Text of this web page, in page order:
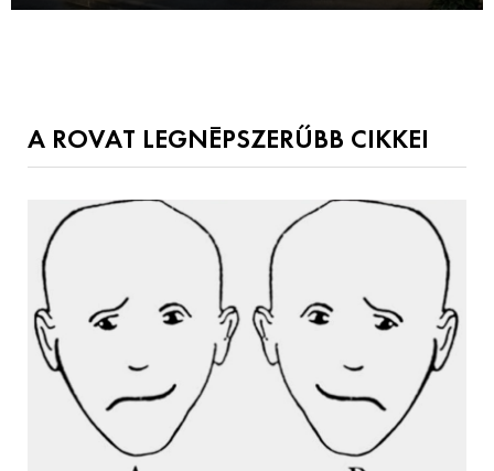
A ROVAT LEGNÉPSZERŰBB CIKKEI